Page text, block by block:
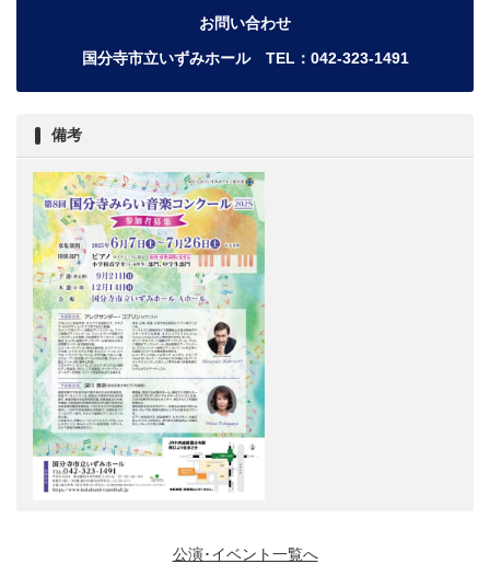
お問い合わせ
国分寺市立いずみホール TEL：042-323-1491
備考
公演･イベント一覧へ